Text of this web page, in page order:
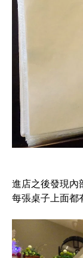
進店之後發現內
每張桌子上面都